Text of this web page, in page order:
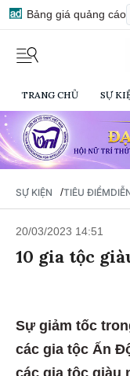
Bảng giá quảng cáo
TRANG CHỦ SỰ
SỰ KIỆN /TIÊU ĐIỂM
20/03/2023 14:51
10 gia tộc
Sự giảm tốc
các gia tộc Ấn
các gia tộc giàu